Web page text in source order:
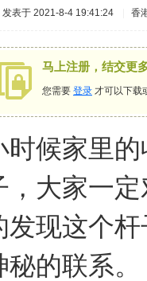
发表于 2021-8-4 19:41:24 香
马上注册，结交更
您需要 登录 才可以下载
时候家里
，大家一
发现这个
秘的联系。